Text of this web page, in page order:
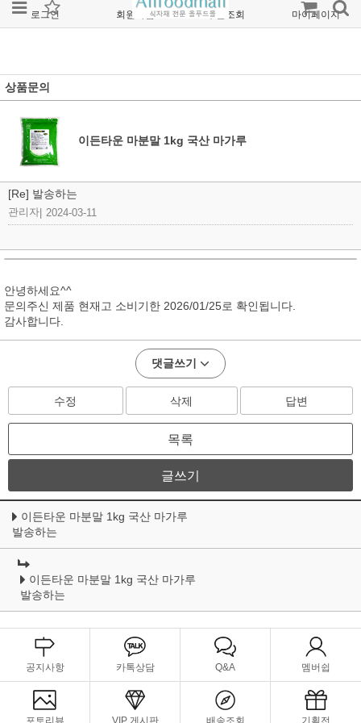
로그인 회원가입 주문조회 마이페이지
상품문의
이든타운 마분말 1kg 국산 마가루
[Re] 발송하는
관리자 2024-03-11
안녕하세요^^
문의주신 제품 현재고 소비기한 2026/01/25로 확인됩니다.
감사합니다.
댓글쓰기
수정 삭제 답변
목록
글쓰기
이든타운 마분말 1kg 국산 마가루
발송하는
이든타운 마분말 1kg 국산 마가루
발송하는
공지사항 카톡상담 Q&A 멤버쉽